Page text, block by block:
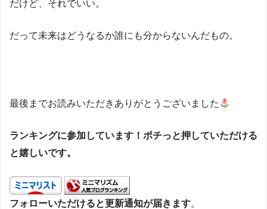
だけど、それでいい。
だって未来はどうなるか誰にも分からないんだもの。
最後までお読みいただきありがとうございました
ランキングに参加しています！ポチっと押していただける
と嬉しいです。
フォローいただけると更新通知が届きます。